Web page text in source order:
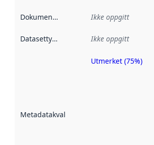
Dokumentasjon Ikke oppgitt
Datasettype Ikke oppgitt
Metadatakvalitet
Metadatakvalitet
Utmerket (75%)